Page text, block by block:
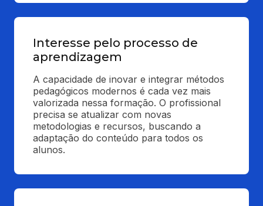
Interesse pelo processo de
aprendizagem
A capacidade de inovar e integrar métodos
pedagógicos modernos é cada vez mais
valorizada nessa formação. O profissional
precisa se atualizar com novas
metodologias e recursos, buscando a
adaptação do conteúdo para todos os
alunos.